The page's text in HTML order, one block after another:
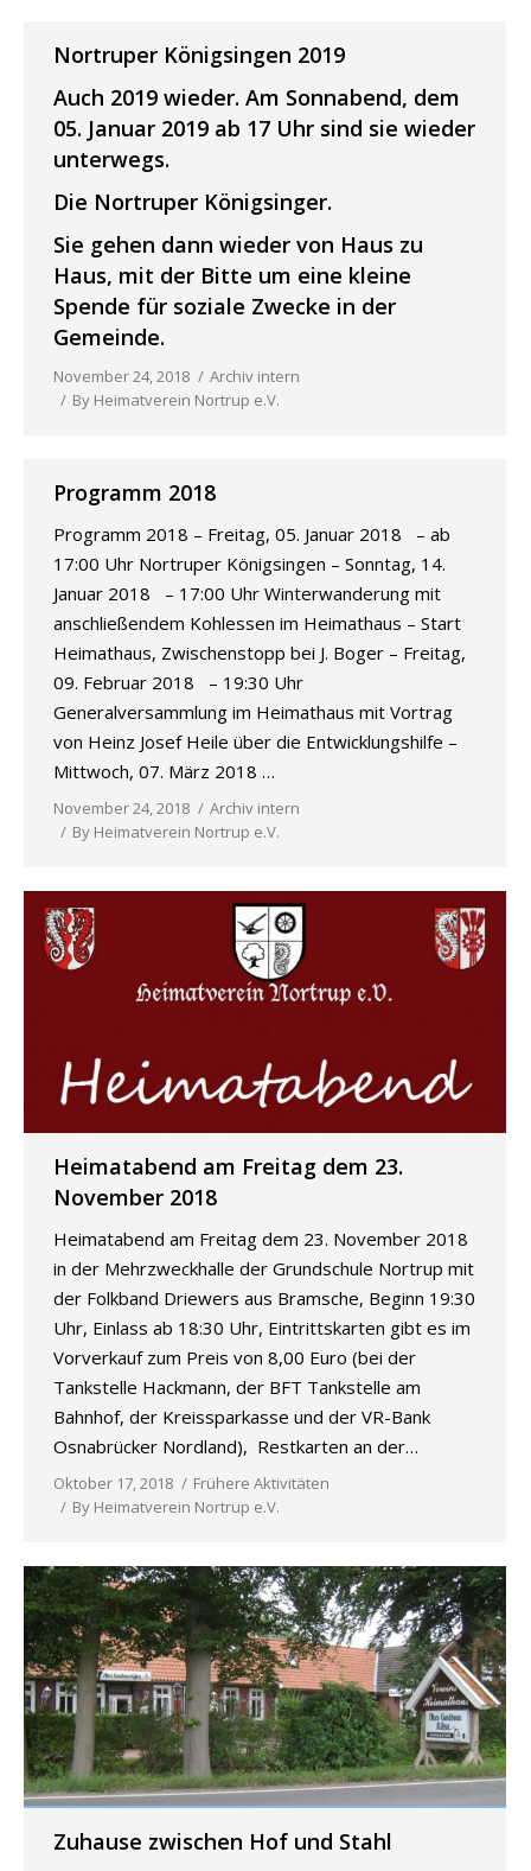
Nortruper Königsingen 2019
Auch 2019 wieder. Am Sonnabend, dem
05. Januar 2019 ab 17 Uhr sind sie wieder
unterwegs.
Die Nortruper Königsinger.
Sie gehen dann wieder von Haus zu
Haus, mit der Bitte um eine kleine
Spende für soziale Zwecke in der
Gemeinde.
November 24, 2018
Archiv intern
By Heimatverein Nortrup e.V.
Programm 2018
Programm 2018 – Freitag, 05. Januar 2018 – ab
17:00 Uhr Nortruper Königsingen – Sonntag, 14.
Januar 2018 – 17:00 Uhr Winterwanderung mit
anschließendem Kohlessen im Heimathaus – Start
Heimathaus, Zwischenstopp bei J. Boger – Freitag,
09. Februar 2018 – 19:30 Uhr
Generalversammlung im Heimathaus mit Vortrag
von Heinz Josef Heile über die Entwicklungshilfe –
Mittwoch, 07. März 2018 …
November 24, 2018
Archiv intern
By Heimatverein Nortrup e.V.
Heimatabend am Freitag dem 23.
November 2018
Heimatabend am Freitag dem 23. November 2018
in der Mehrzweckhalle der Grundschule Nortrup mit
der Folkband Driewers aus Bramsche, Beginn 19:30
Uhr, Einlass ab 18:30 Uhr, Eintrittskarten gibt es im
Vorverkauf zum Preis von 8,00 Euro (bei der
Tankstelle Hackmann, der BFT Tankstelle am
Bahnhof, der Kreissparkasse und der VR-Bank
Osnabrücker Nordland), Restkarten an der…
Oktober 17, 2018
Frühere Aktivitäten
By Heimatverein Nortrup e.V.
Zuhause zwischen Hof und Stahl